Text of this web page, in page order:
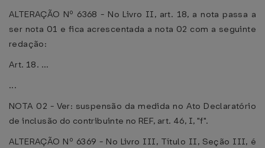
ALTERAÇÃO Nº 6368 - No Livro II, art. 18, a nota passa a
ser nota 01 e fica acrescentada a nota 02 com a seguinte
redação:
Art. 18. ...
...
NOTA 02 - Ver: suspensão da medida no Ato Declaratório
de inclusão do contribuinte no REF, art. 46, I, "f".
ALTERAÇÃO Nº 6369 - No Livro III, Título II, Seção III, é